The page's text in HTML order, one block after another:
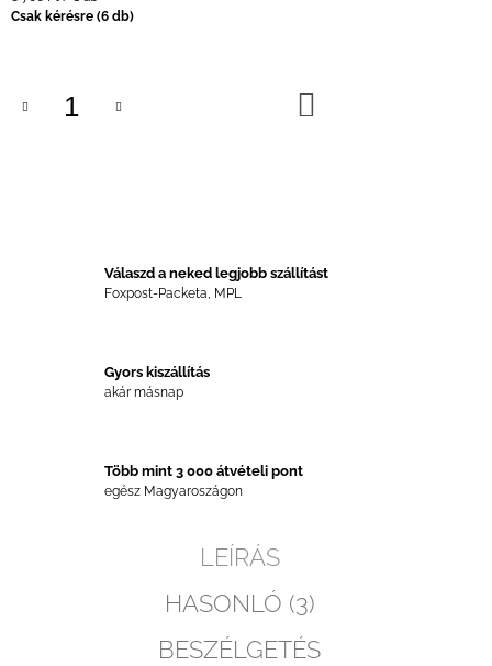
Csak kérésre (6 db)
Válaszd a neked legjobb szállítást
Foxpost-Packeta, MPL
Gyors kiszállítás
akár másnap
Több mint 3 000 átvételi pont
egész Magyaroszágon
LEÍRÁS
HASONLÓ (3)
BESZÉLGETÉS